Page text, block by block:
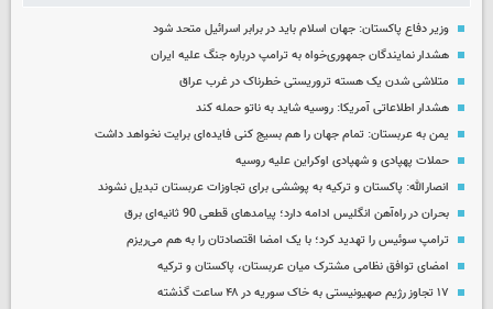
وزیر دفاع پاکستان: جهان اسلام باید در برابر اسرائیل متحد شود
هشدار نمایندگان جمهوری‌خواه به ترامپ درباره جنگ علیه ایران
متلاشی شدن یک هسته تروریستی خطرناک در غرب عراق
هشدار اطلاعاتی آمریکا: روسیه شاید به ناتو حمله کند
یمن به عربستان: تمام جهان را هم بسیج کنی فایده‌ای برایت نخواهد داشت
حملات پهپادی و شهپادی اوکراین علیه روسیه
انصارالله: پاکستان و ترکیه به پوششی برای تجاوزات عربستان تبدیل نشوند
بحران در راه‌آهن انگلیس ادامه دارد؛ پیامدهای قطعی 90 ثانیه‌ای برق
ترامپ سوئیس را تهدید کرد؛ با یک امضا اقتصادتان را به هم می‌ریزم
امضای توافق نظامی مشترک میان عربستان، پاکستان و ترکیه
۱۷ تجاوز رژیم صهیونیستی به خاک سوریه در ۴۸ ساعت گذشته